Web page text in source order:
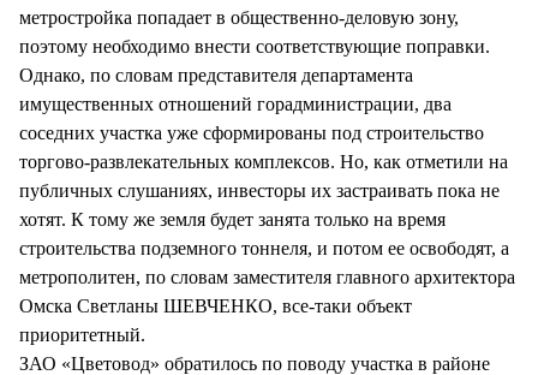
метростройка попадает в общественно-деловую зону,
поэтому необходимо внести соответствующие поправки.
Однако, по словам представителя департамента
имущественных отношений горадминистрации, два
соседних участка уже сформированы под строительство
торгово-развлекательных комплексов. Но, как отметили на
публичных слушаниях, инвесторы их застраивать пока не
хотят. К тому же земля будет занята только на время
строительства подземного тоннеля, и потом ее освободят, а
метрополитен, по словам заместителя главного архитектора
Омска Светланы ШЕВЧЕНКО, все-таки объект
приоритетный.
ЗАО «Цветовод» обратилось по поводу участка в районе